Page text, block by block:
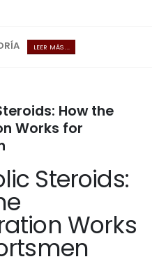
LEER MÁS ...
How the
Works for
Steroids:
Works